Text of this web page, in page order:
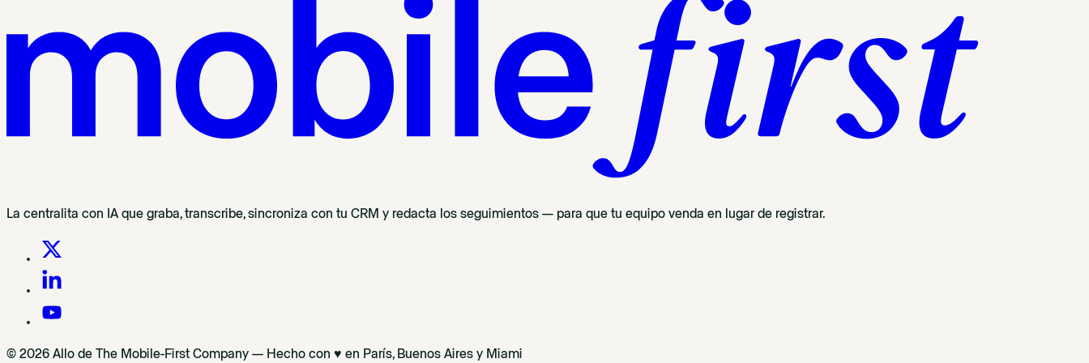
La centralita con IA que graba, transcribe, sincroniza con tu CRM y redacta los seguimientos — para que tu equipo venda en lugar de registrar.
© 2026 Allo de The Mobile-First Company — Hecho con ♥ en París, Buenos Aires y Miami